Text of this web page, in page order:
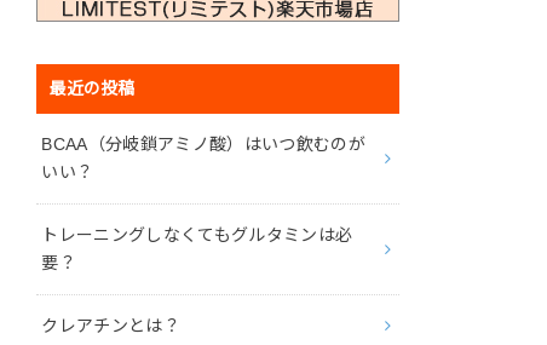
最近の投稿
BCAA（分岐鎖アミノ酸）はいつ飲むのが
いい？
トレーニングしなくてもグルタミンは必
要？
クレアチンとは？